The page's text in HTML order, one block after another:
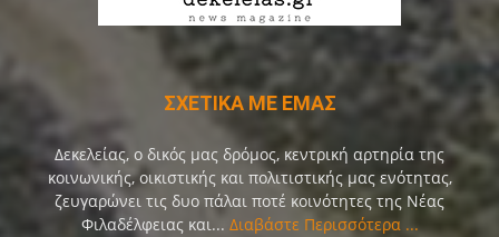
ΣΧΕΤΙΚΑ ΜΕ ΕΜΑΣ
Δεκελείας, ο δικός μας δρόμος, κεντρική αρτηρία της
κοινωνικής, οικιστικής και πολιτιστικής μας ενότητας,
ζευγαρώνει τις δυο πάλαι ποτέ κοινότητες της Νέας
Φιλαδέλφειας και... Διαβάστε Περισσότερα ...